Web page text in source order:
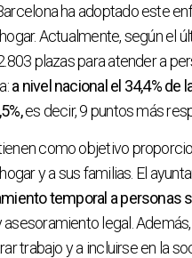
ha adoptado este
Actualmente, según el
plazas para atender a
a nivel nacional el 34,4%
es decir, 9 puntos más
como objetivo
y a sus familias. El
temporal a personas
legal.
trabajo y a incluirse en la